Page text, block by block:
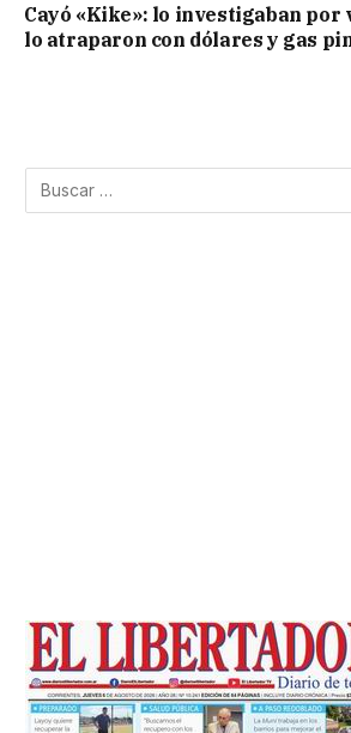
Cayó «Kike»: lo investigaban por
lo atraparon con dólares y gas